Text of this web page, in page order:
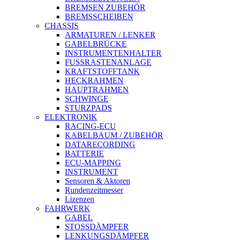
BREMSEN ZUBEHÖR
BREMSSCHEIBEN
CHASSIS
ARMATUREN / LENKER
GABELBRÜCKE
INSTRUMENTENHALTER
FUSSRASTENANLAGE
KRAFTSTOFFTANK
HECKRAHMEN
HAUPTRAHMEN
SCHWINGE
STURZPADS
ELEKTRONIK
RACING-ECU
KABELBAUM / ZUBEHÖR
DATARECORDING
BATTERIE
ECU-MAPPING
INSTRUMENT
Sensoren & Aktoren
Rundenzeitmesser
Lizenzen
FAHRWERK
GABEL
STOSSDÄMPFER
LENKUNGSDÄMPFER